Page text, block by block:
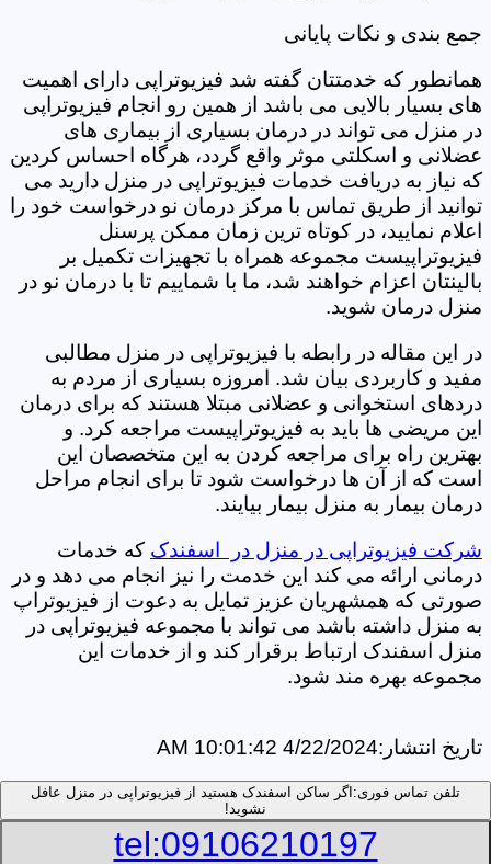
جمع بندی و نکات پایانی
همانطور که خدمتتان گفته شد فیزیوتراپی دارای اهمیت
های بسیار بالایی می باشد از همین رو انجام فیزیوتراپی
در منزل می تواند در درمان بسیاری از بیماری های
عضلانی و اسکلتی موثر واقع گردد، هرگاه احساس کردین
که نیاز به دریافت خدمات فیزیوتراپی در منزل دارید می
توانید از طریق تماس با مرکز درمان نو درخواست خود را
اعلام نمایید، در کوتاه ترین زمان ممکن پرسنل
فیزیوتراپیست مجموعه همراه با تجهیزات تکمیل بر
بالینتان اعزام خواهند شد، ما با شماییم تا با درمان نو در
منزل درمان شوید.
در این مقاله در رابطه با فیزیوتراپی در منزل مطالبی
مفید و کاربردی بیان شد. امروزه بسیاری از مردم به
دردهای استخوانی و عضلانی مبتلا هستند که برای درمان
این مریضی ها باید به فیزیوتراپیست مراجعه کرد. و
بهترین راه برای مراجعه کردن به این متخصصان این
است که از آن ها درخواست شود تا برای انجام مراحل
درمان بیمار به منزل بیمار بیایند.
شرکت فیزیوتراپی در منزل در اسفندک که خدمات
درمانی ارائه می کند این خدمت را نیز انجام می دهد و در
صورتی که همشهریان عزیز تمایل به دعوت از فیزیوتراپ
به منزل داشته باشد می تواند با مجموعه فیزیوتراپی در
منزل اسفندک ارتباط برقرار کند و از خدمات این
مجموعه بهره مند شود.
تاریخ انتشار:4/22/2024 10:01:42 AM
تلفن تماس فوری: اگر ساکن اسفندک هستید از فیزیوتراپی در منزل عافل
نشوید!
tel:09106210197